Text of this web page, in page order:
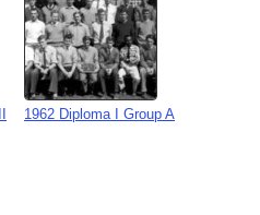
1962 Diploma I Group A